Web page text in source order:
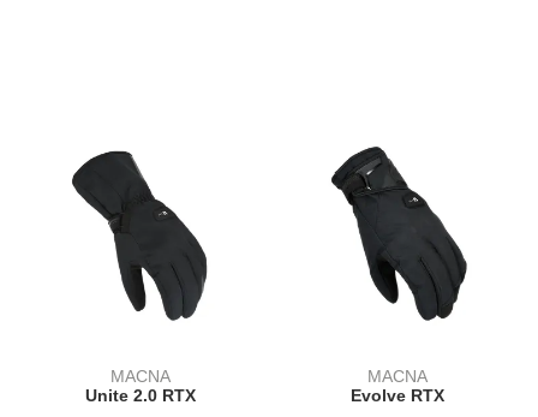
MACNA
Unite 2.0 RTX
MACNA
Evolve RTX